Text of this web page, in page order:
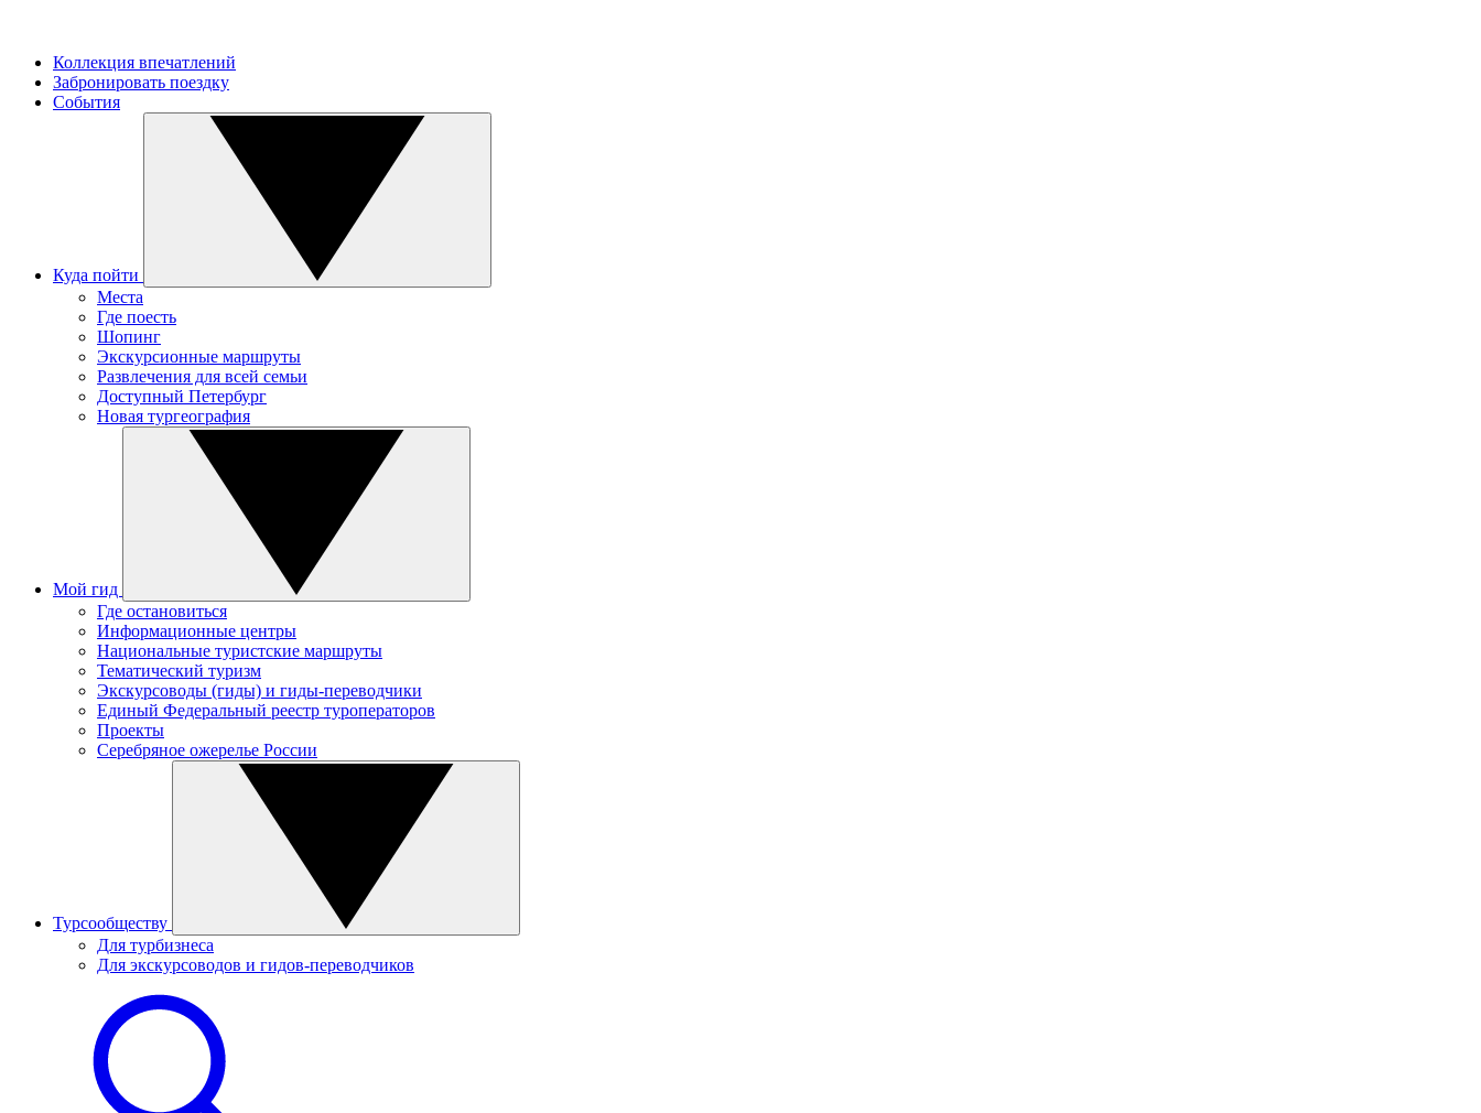
Коллекция впечатлений
Забронировать поездку
События
Куда пойти
Места
Где поесть
Шопинг
Экскурсионные маршруты
Развлечения для всей семьи
Доступный Петербург
Новая тургеография
Мой гид
Где остановиться
Информационные центры
Национальные туристские маршруты
Тематический туризм
Экскурсоводы (гиды) и гиды-переводчики
Единый Федеральный реестр туроператоров
Проекты
Серебряное ожерелье России
Турсообществу
Для турбизнеса
Для экскурсоводов и гидов-переводчиков